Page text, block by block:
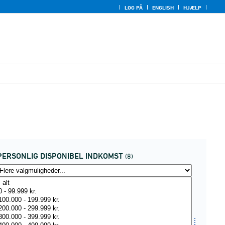
LOG PÅ ENGLISH HJÆLP
DISPONIBEL INDKOMST (8)